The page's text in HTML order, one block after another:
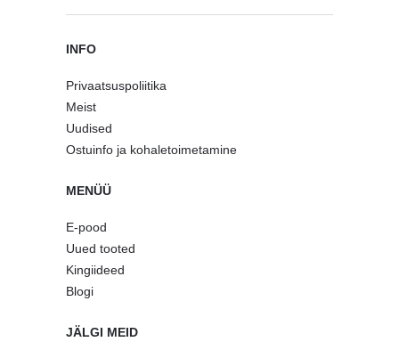
INFO
Privaatsuspoliitika
Meist
Uudised
Ostuinfo ja kohaletoimetamine
MENÜÜ
E-pood
Uued tooted
Kingiideed
Blogi
JÄLGI MEID